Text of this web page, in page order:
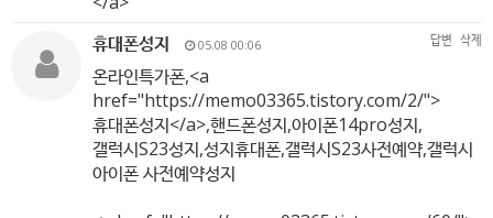
휴대폰성지
05.08 00:06 답변 삭제
온라인특가폰,<a
href="https://memo03365.tistory.com/2/">
휴대폰성지</a>,핸드폰성지,아이폰14pro성지,
갤럭시S23성지,성지휴대폰,갤럭시S23사전예약,갤럭시
아이폰 사전예약성지